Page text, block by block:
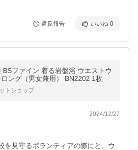
違反報告 いいね 0
BSファイン 着る岩盤浴 ウエストウ
ロング（男女兼用） BN2202 1枚
トショップ
2024/12/27
を見守るボランティアの際にと、ウ